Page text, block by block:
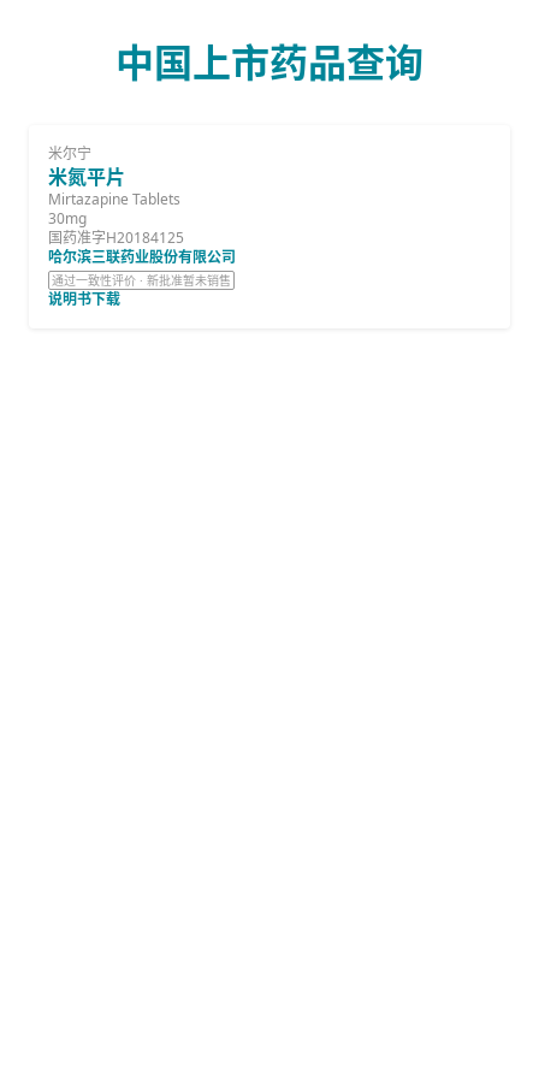
中国上市药品查询
米尔宁
米氮平片
Mirtazapine Tablets
30mg
国药准字H20184125
哈尔滨三联药业股份有限公司
通过一致性评价 · 新批准暂未销售
说明书下载